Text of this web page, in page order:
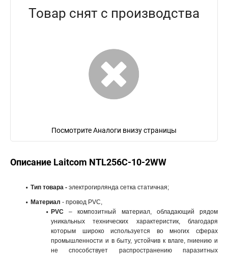
Товар снят с производства
Посмотрите Аналоги внизу страницы
Описание Laitcom NTL256C-10-2WW
Тип товара - электрогирлянда сетка статичная;
Материал - провод PVC,
PVC– композитный материал, обладающий рядом
уникальных технических характеристик, благодаря
которым широко используется во многих сферах
промышленности и в быту, устойчив к влаге, гниению и
не способствует распространению паразитных